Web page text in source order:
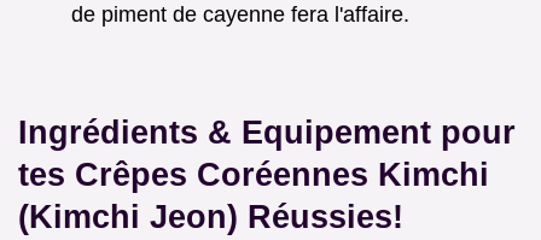
de piment de cayenne fera l'affaire.
Ingrédients & Equipement pour
tes Crêpes Coréennes Kimchi
(Kimchi Jeon) Réussies!